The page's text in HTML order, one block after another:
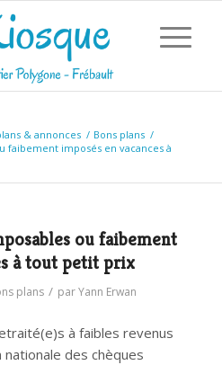
& annonces / Bons plans /
faibement imposés en vacances à
ou faibement
à tout petit prix
plans / parYann Erwan
à faibles revenus
nationale des chèques